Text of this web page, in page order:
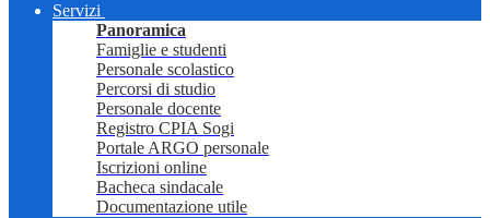
Servizi
Panoramica
Famiglie e studenti
Personale scolastico
Percorsi di studio
Personale docente
Registro CPIA Sogi
Portale ARGO personale
Iscrizioni online
Bacheca sindacale
Documentazione utile